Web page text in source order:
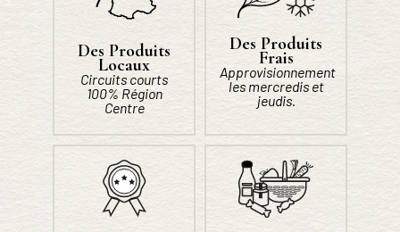
Des Produits
Locaux
Circuits courts
100% Région
Centre
Des Produits
Frais
Approvisionnement
les mercredis et
jeudis.